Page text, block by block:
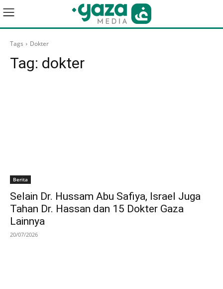
Tags Dokter
Tag: dokter
Berita
Selain Dr. Hussam Abu Safiya, Israel Juga
Tahan Dr. Hassan dan 15 Dokter Gaza
Lainnya
20/07/2026